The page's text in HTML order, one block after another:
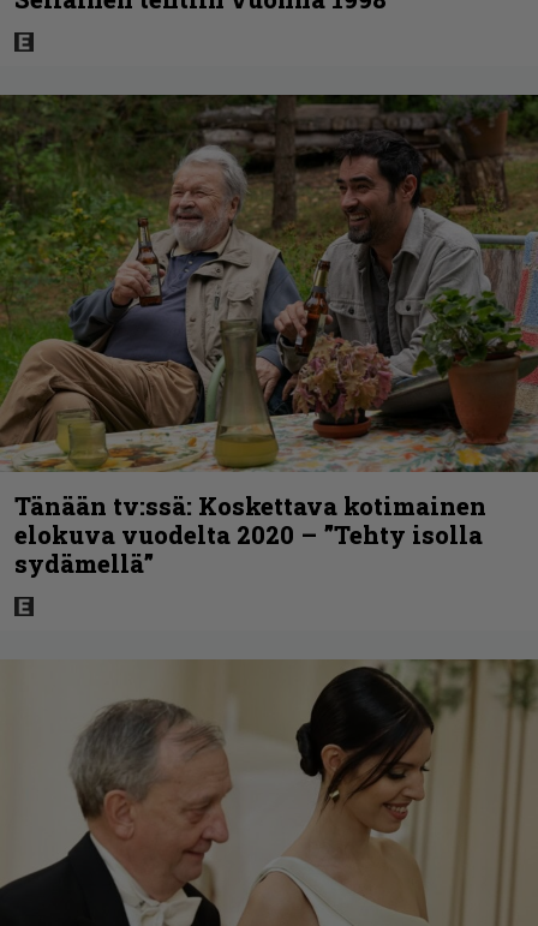
Tänään tv:ssä: Koskettava kotimainen
elokuva vuodelta 2020 – ”Tehty isolla
sydämellä”